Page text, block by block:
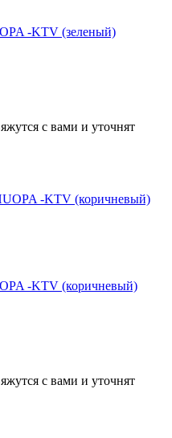
-KTV (зеленый)
с вами и уточнят
-KTV (коричневый)
с вами и уточнят